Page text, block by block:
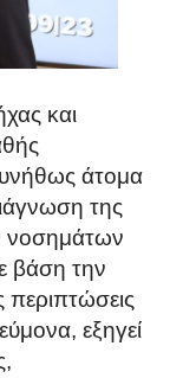
και
άτομα
της
νοσημάτων
βάση την
εξηγεί